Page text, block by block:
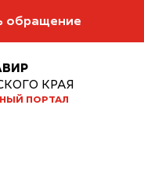
обращение
КРАЯ
ПОРТАЛ